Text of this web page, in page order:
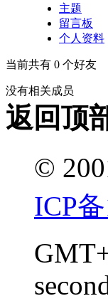
主题
留言板
个人资料
当前共有 0 个好友
没有相关成员
返回顶
©
ICP